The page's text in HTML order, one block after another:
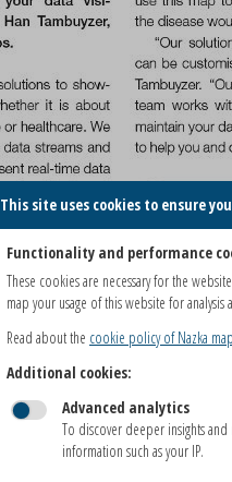
This site uses cookies to ensure
Functionality and performance
These cookies are necessary for the
map your usage of this website for analysis
Read about the cookie policy of Nazka
Additional cookies:
Advanced analytics
To discover deeper insights
information such as your IP.